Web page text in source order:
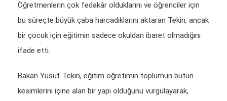
Öğretmenlerin çok fedakâr olduklarını ve öğrenciler için
bu süreçte büyük çaba harcadıklarını aktaran Tekin, ancak
bir çocuk için eğitimin sadece okuldan ibaret olmadığını
ifade etti.
Bakan Yusuf Tekin, eğitim öğretimin toplumun bütün
kesimlerini içine alan bir yapı olduğunu vurgulayarak,